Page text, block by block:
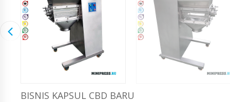
BISNIS KAPSUL CBD BARU